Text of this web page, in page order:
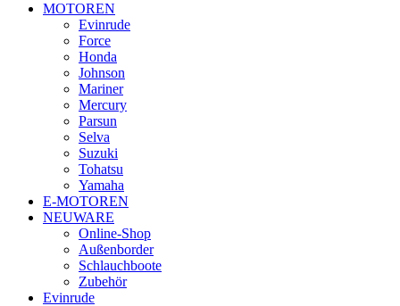
MOTOREN
Evinrude
Force
Honda
Johnson
Mariner
Mercury
Parsun
Selva
Suzuki
Tohatsu
Yamaha
E-MOTOREN
NEUWARE
Online-Shop
Außenborder
Schlauchboote
Zubehör
Evinrude